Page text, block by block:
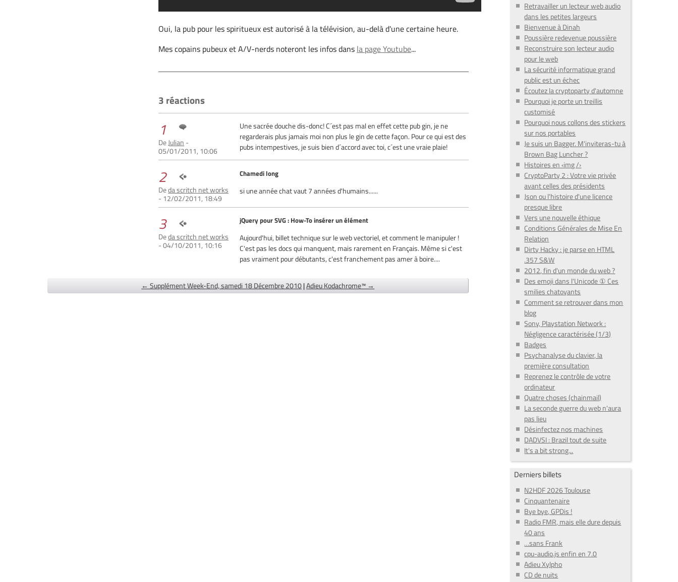
Oui, la pub pour les spiritueux est autorisé à la télévision, au-delà d'une certaine heure.
Mes copains pubeux et A/V-nerds noteront les infos dans la page Youtube...
3 réactions
1
DeJulian -
05/01/2011, 10:06
Une sacrée douche dis-donc! C´est pas mal en effet cette pub gin, je ne
regarderais plus jamais moi non plus le gin de cette façon. Pour ce qui est des
pubs intempestives, je suis bien d´accord avec toi, c´est une vraie plaie!
2
Deda scritch net works
- 12/02/2011, 18:49
Chamedi long
si une année chat vaut 7 années d'humains......
3
Deda scritch net works
- 04/10/2011, 10:16
jQuery pour SVG : How-To insérer un élément
Aujourd'hui, billet technique sur le web vectoriel, et comment le manipuler !
C'est pas les docs qui manquent, mais rarement en Français. Même si c'est
pas vraiment pour débutants, c'est franchement pas amer à boire....
← Supplément Week-End, samedi 18 Décembre 2010|Adieu Kodachrome™ →
Retravailler un lecteur web audio
dans les petites largeurs
Bienvenue à Dinah
Poussière redevenue poussière
Reconstruire son lecteur audio
pour le web
La sécurité informatique grand
public est un échec
Écoutez la cryptoparty d'automne
Pourquoi je porte un treillis
customisé
Pourquoi nous collons des stickers
sur nos portables
Je suis un Bagger. M'inviteras-tu à
Brown Bag Luncher ?
Histoires en ‹img /›
CryptoParty 2 : Votre vie privée
avant celles des présidents
Json ou l'histoire d'une licence
presque libre
Vers une nouvelle éthique
Conditions Générales de Mise En
Relation
Dirty Hacky : je parse en HTML
.357 S&W
2012, fin d'un monde du web ?
Des emoji dans l'Unicode ① Ces
smilies chatoyants
Comment se retrouver dans mon
blog
Sony, Playstation Network :
Négligence caractérisée (1/3)
Badges
Psychanalyse du clavier, la
première consultation
Reprenez le contrôle de votre
ordinateur
Quatre choses (chainmail)
La seconde guerre du web n'aura
pas lieu
Désinfectez nos machines
DADVSI : Brazil tout de suite
It's a bit strong...
Derniers billets
N2HDF 2026 Toulouse
Cinquantenaire
Bye bye, GPDis !
Radio FMR, mais elle dure depuis
40 ans
…sans Frank
cpu-audio.js enfin en 7.0
Adieu Xylpho
CD de nuits